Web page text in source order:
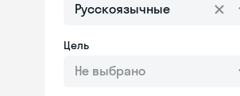
Русскоязычные
Цель
Не выбрано